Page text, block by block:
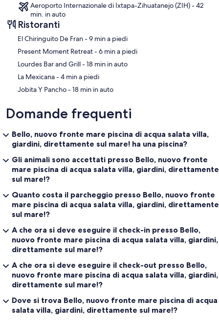
Aeroporto Internazionale di Ixtapa-Zihuatanejo (ZIH) - 42
min. in auto
Ristoranti
‪El Chiringuito De Fran - ‬9 min a piedi
‪Present Moment Retreat - ‬6 min a piedi
‪Lourdes Bar and Grill - ‬18 min in auto
‪La Mexicana - ‬4 min a piedi
‪Jobita Y Pancho - ‬18 min in auto
Domande frequenti
Bello, nuovo fronte mare piscina di acqua salata villa,
giardini, direttamente sul mare! ha una piscina?
Gli animali sono accettati presso Bello, nuovo fronte
mare piscina di acqua salata villa, giardini, direttamente
sul mare!?
Quanto costa il parcheggio presso Bello, nuovo fronte
mare piscina di acqua salata villa, giardini, direttamente
sul mare!?
A che ora si deve eseguire il check-in presso Bello,
nuovo fronte mare piscina di acqua salata villa, giardini,
direttamente sul mare!?
A che ora si deve eseguire il check-out presso Bello,
nuovo fronte mare piscina di acqua salata villa, giardini,
direttamente sul mare!?
Dove si trova Bello, nuovo fronte mare piscina di acqua
salata villa, giardini, direttamente sul mare!?